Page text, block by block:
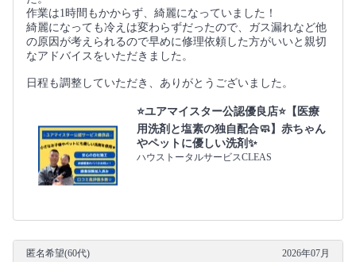
作業は1時間もかからず、綺麗になっていました！
綺麗になっても冷えは変わらずだったので、ガス漏れなど他
の原因が考えられるので早めに修理依頼した方がいいと親切
なアドバイスをいただきました。
日程も調整していただき、ありがとうございました。
⭐️ユアマイスター公認優良店⭐️【医療
用洗剤と塩素の独自配合🧼】赤ちゃん
やペットに優しい洗剤✨
ハウストータルサービスCLEAS
匿名希望(60代) 2026年07月